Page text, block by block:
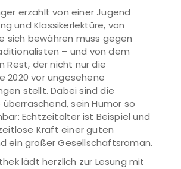
erzählt von einer Jugend
und Klassikerlektüre, von
sich bewähren muss gegen
– und von dem
Rest, der nicht nur die
2020 vor ungesehene
stellt. Dabei sind die
sein Humor so
Echtzeitalter ist Beispiel und
Kraft einer guten
ein großer Gesellschaftsroman.
lädt herzlich zur Lesung mit